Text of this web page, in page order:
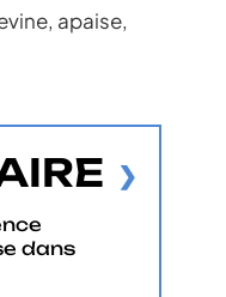
apaise,
dans